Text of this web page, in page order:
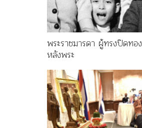
พระราชมารดา ผู้ทรงปิดทอง
หลังพระ